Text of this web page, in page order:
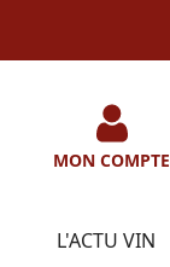
MON COMPTE
L'ACTU VIN